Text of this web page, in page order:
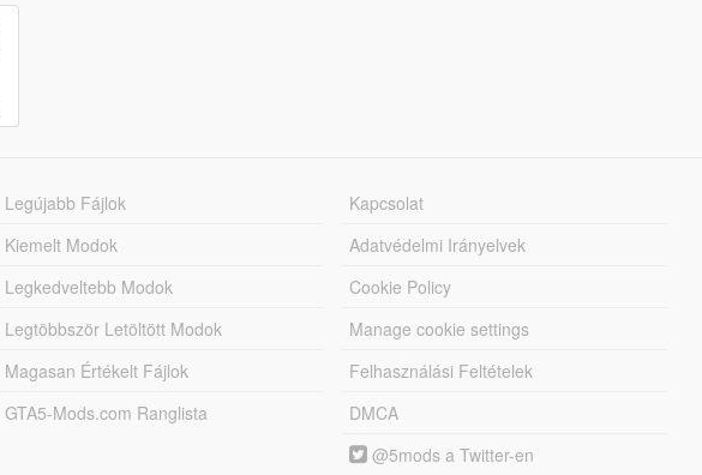
Legújabb Fájlok
Kiemelt Modok
Legkedveltebb Modok
Legtöbbször Letöltött Modok
Magasan Értékelt Fájlok
GTA5-Mods.com Ranglista
Kapcsolat
Adatvédelmi Irányelvek
Cookie Policy
Manage cookie settings
Felhasználási Feltételek
DMCA
@5mods a Twitter-en